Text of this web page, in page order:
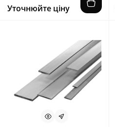
Уточнюйте ціну